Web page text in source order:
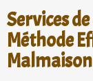
Services
Méthode
Malmaison